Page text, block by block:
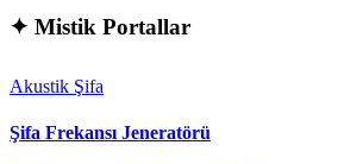
✦ Mistik Portallar
Akustik Şifa
Şifa Frekansı Jeneratörü